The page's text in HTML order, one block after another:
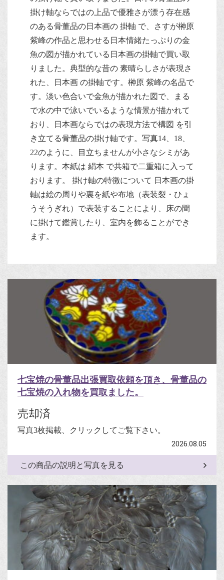
掛け軸ならではの上品で優雅さが漂う存在感
のある骨董品の日本画の 掛軸 で、さすが榊原
紫峰の作品と思わせる日本情緒たっぷりの金
魚の図が描かれている日本画の掛軸で買い取
りました。典型的な昔の 素晴らしさが表現さ
れた、日本画 の掛軸です。榊原 紫峰の名品で
す。淡い色合いで金魚が描かれた図で、まる
で水の中で泳いでいるような情景が描かれて
おり、日本画ならではの表現方法で構図 を引
き立てる骨董品の掛け軸です。写真14、18、
22のように、目立ちませんが小さなシミがあ
ります。本紙は 絹本 で共箱で二重箱に入って
おります。 掛け軸の特徴について 日本画の掛
軸は絵の周りや裏を紙や布地（表装裂・ひょ
うそうぎれ）で表装することにより、床の間
に掛けて鑑賞したり、室内を飾ることができ
ます。
七宝焼の骨董品出張買取依頼を頂き、骨董品の
七宝焼の入れ物を買取ました。
売却済
写真3枚掲載、クリックしてご覧下さい。
2026.08.05
この商品の説明と写真を見る